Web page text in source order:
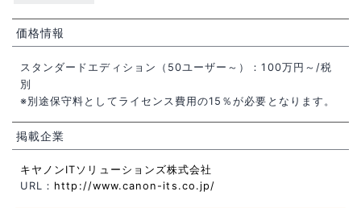
価格情報
スタンダードエディション（50ユーザー～）：100万円～/税
別
※別途保守料としてライセンス費用の15％が必要となります。
掲載企業
キヤノンITソリューションズ株式会社
URL： http://www.canon-its.co.jp/